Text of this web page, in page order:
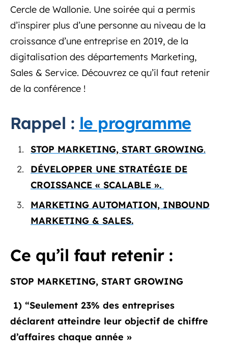
Cercle de Wallonie. Une soirée qui a permis
d’inspirer plus d’une personne au niveau de la
croissance d’une entreprise en 2019, de la
digitalisation des départements Marketing,
Sales & Service. Découvrez ce qu’il faut retenir
de la conférence !
Rappel : le programme
STOP MARKETING, START GROWING.
DÉVELOPPER UNE STRATÉGIE DE
CROISSANCE « SCALABLE ».
MARKETING AUTOMATION, INBOUND
MARKETING & SALES.
Ce qu’il faut retenir :
STOP MARKETING, START GROWING
1) “Seulement 23% des entreprises
déclarent atteindre leur objectif de chiffre
d’affaires chaque année »